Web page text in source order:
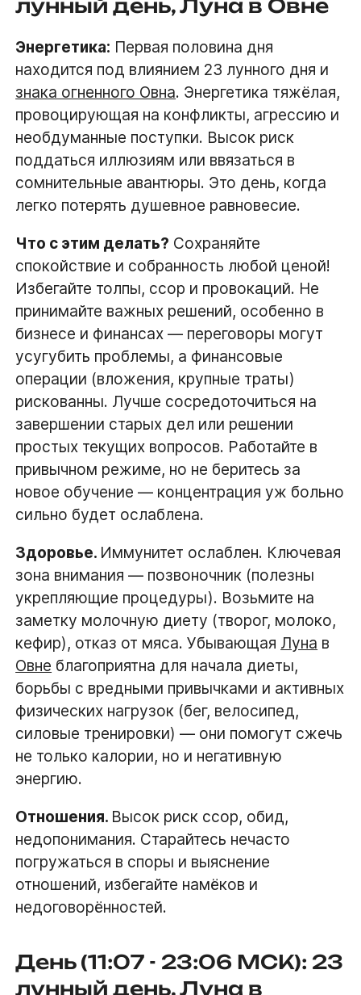
лунный день, Луна в Овне
Энергетика: Первая половина дня
находится под влиянием 23 лунного дня и
знака огненного Овна. Энергетика тяжёлая,
провоцирующая на конфликты, агрессию и
необдуманные поступки. Высок риск
поддаться иллюзиям или ввязаться в
сомнительные авантюры. Это день, когда
легко потерять душевное равновесие.
Что с этим делать? Сохраняйте
спокойствие и собранность любой ценой!
Избегайте толпы, ссор и провокаций. Не
принимайте важных решений, особенно в
бизнесе и финансах — переговоры могут
усугубить проблемы, а финансовые
операции (вложения, крупные траты)
рискованны. Лучше сосредоточиться на
завершении старых дел или решении
простых текущих вопросов. Работайте в
привычном режиме, но не беритесь за
новое обучение — концентрация уж больно
сильно будет ослаблена.
Здоровье. Иммунитет ослаблен. Ключевая
зона внимания — позвоночник (полезны
укрепляющие процедуры). Возьмите на
заметку молочную диету (творог, молоко,
кефир), отказ от мяса. Убывающая Луна в
Овне благоприятна для начала диеты,
борьбы с вредными привычками и активных
физических нагрузок (бег, велосипед,
силовые тренировки) — они помогут сжечь
не только калории, но и негативную
энергию.
Отношения. Высок риск ссор, обид,
недопонимания. Старайтесь нечасто
погружаться в споры и выяснение
отношений, избегайте намёков и
недоговорённостей.
День (11:07 - 23:06 МСК): 23
лунный день, Луна в